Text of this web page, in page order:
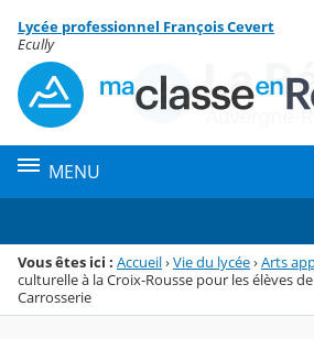
Menu de la rubrique
Contenu
Lycée professionnel François Cevert
Ecully
MENU
Vous êtes ici : Accueil›Vie du lycée›Arts
culturelle à la Croix-Rousse pour les élèves
Carrosserie